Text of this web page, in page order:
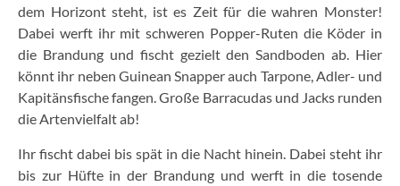
dem Horizont steht, ist es Zeit für die wahren Monster!
Dabei werft ihr mit schweren Popper-Ruten die Köder in
die Brandung und fischt gezielt den Sandboden ab. Hier
könnt ihr neben Guinean Snapper auch Tarpone, Adler- und
Kapitänsfische fangen. Große Barracudas und Jacks runden
die Artenvielfalt ab!
Ihr fischt dabei bis spät in die Nacht hinein. Dabei steht ihr
bis zur Hüfte in der Brandung und werft in die tosende